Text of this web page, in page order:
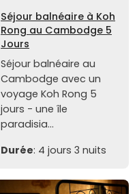
Séjour balnéaire à Koh
Rong au Cambodge 5
Jours
Séjour balnéaire au
Cambodge avec un
voyage Koh Rong 5
jours - une île
paradisia...
Durée: 4 jours 3 nuits